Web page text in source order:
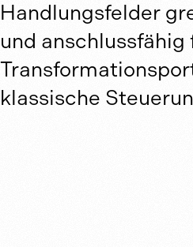
ab CHF 5'800.– inkl.
Handlungsfelder
und anschlussfähig
klassische